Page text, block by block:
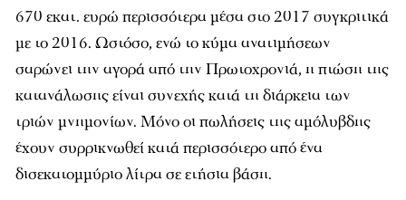
670 εκατ. ευρώ περισσότερα μέσα στο 2017 συγκριτικά
με το 2016. Ωστόσο, ενώ το κύμα ανατιμήσεων
σαρώνει την αγορά από την Πρωτοχρονιά, η πτώση της
κατανάλωσης είναι συνεχής κατά τη διάρκεια των
τριών μνημονίων. Μόνο οι πωλήσεις της αμόλυβδης
έχουν συρρικνωθεί κατά περισσότερο από ένα
δισεκατομμύριο λίτρα σε ετήσια βάση.